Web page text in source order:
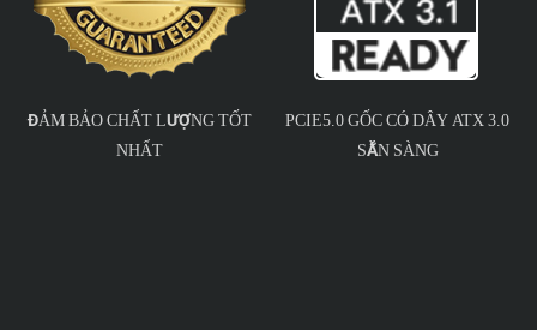
ĐẢM BẢO CHẤT LƯỢNG TỐT
NHẤT
PCIE5.0 GỐC CÓ DÂY ATX 3.0
SẴN SÀNG